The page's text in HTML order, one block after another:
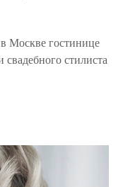
Москве гостинице
стилиста